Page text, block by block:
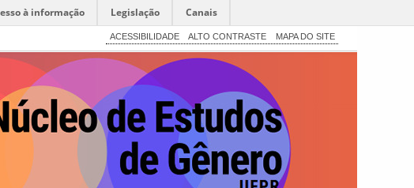
à informação Legislação Canais
ACESSIBILIDADE ALTO CONTRASTE MAPA DO SITE